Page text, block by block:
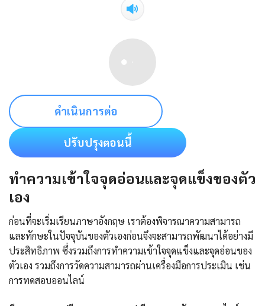
ดำเนินการต่อ
ปรับปรุงตอนนี้
ทำความเข้าใจจุดอ่อนและจุดแข็งของตัว
เอง
ก่อนที่จะเริ่มเรียนภาษาอังกฤษ เราต้องพิจารณาความสามารถ
และทักษะในปัจจุบันของตัวเองก่อนจึงจะสามารถพัฒนาได้อย่างมี
ประสิทธิภาพ ซึ่งรวมถึงการทำความเข้าใจจุดแข็งและจุดอ่อนของ
ตัวเอง รวมถึงการวัดความสามารถผ่านเครื่องมือการประเมิน เช่น
การทดสอบออนไลน์